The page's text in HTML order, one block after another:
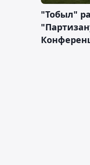
"Тобыл"